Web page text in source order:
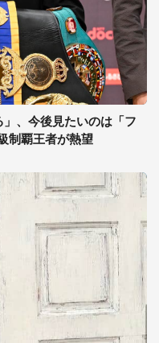
、今後見たいのは「フ
制覇王者が熱望